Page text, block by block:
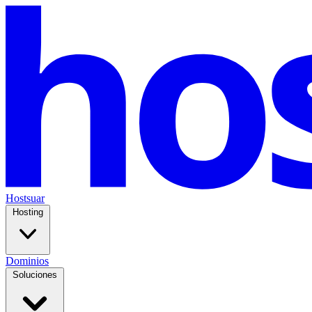
Hostsuar
Hosting
Dominios
Soluciones